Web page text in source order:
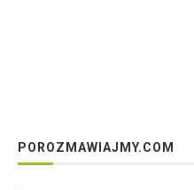
POROZMAWIAJMY.COM